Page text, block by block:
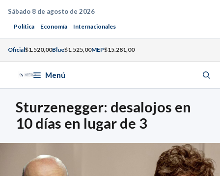
Saltar
contenido
Sábado 8 de agosto de 2026
Política Economía Internacionales
Oficial$1.520,00Blue$1.525,00MEP$15.281,00
Menú
Sturzenegger: desalojos en
10 días en lugar de 3